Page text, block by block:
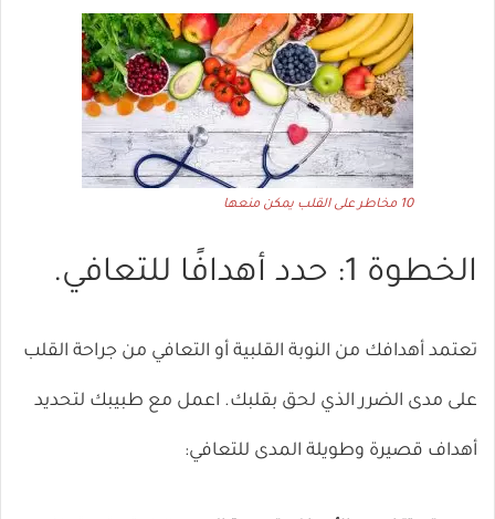
10 مخاطر على القلب يمكن منعها
الخطوة 1: حدد أهدافًا للتعافي.
تعتمد أهدافك من النوبة القلبية أو التعافي من جراحة القلب
على مدى الضرر الذي لحق بقلبك. اعمل مع طبيبك لتحديد
أهداف قصيرة وطويلة المدى للتعافي: